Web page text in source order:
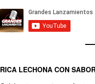
RICA LECHONA CON